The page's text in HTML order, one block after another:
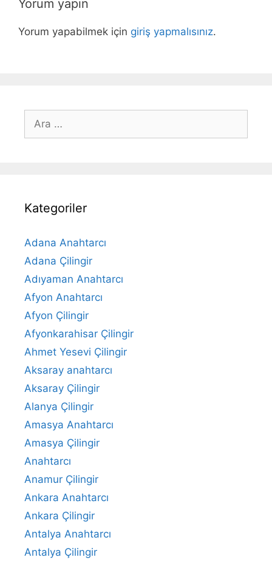
Yorum yapın
Yorum yapabilmek için giriş yapmalısınız.
ara
Kategoriler
Adana Anahtarcı
Adana Çilingir
Adıyaman Anahtarcı
Afyon Anahtarcı
Afyon Çilingir
Afyonkarahisar Çilingir
Ahmet Yesevi Çilingir
Aksaray anahtarcı
Aksaray Çilingir
Alanya Çilingir
Amasya Anahtarcı
Amasya Çilingir
Anahtarcı
Anamur Çilingir
Ankara Anahtarcı
Ankara Çilingir
Antalya Anahtarcı
Antalya Çilingir